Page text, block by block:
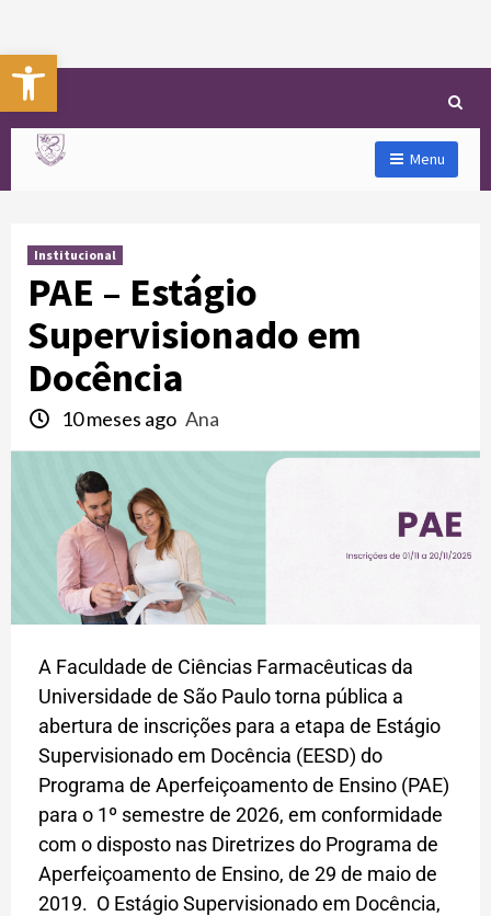
Abrir a barra de ferramentas
Menu
Institucional
PAE – Estágio
Supervisionado em
Docência
10 meses ago Ana
A Faculdade de Ciências Farmacêuticas da
Universidade de São Paulo torna pública a
abertura de inscrições para a etapa de Estágio
Supervisionado em Docência (EESD) do
Programa de Aperfeiçoamento de Ensino (PAE)
para o 1º semestre de 2026, em conformidade
com o disposto nas Diretrizes do Programa de
Aperfeiçoamento de Ensino, de 29 de maio de
2019. O Estágio Supervisionado em Docência,